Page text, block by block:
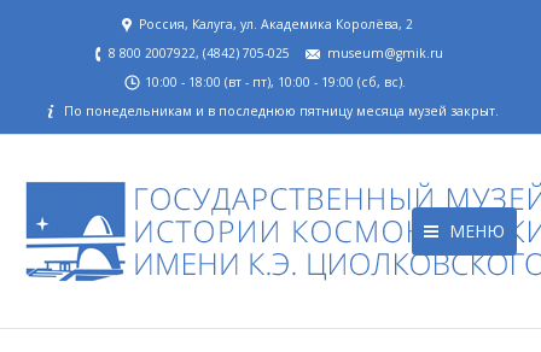
Россия, Калуга, ул. Академика Королёва, 2
8 800 2007922, (4842) 705-025
museum@gmik.ru
10:00 - 18:00 (вт - пт), 10:00 - 19:00 (сб, вс).
По понедельникам и в последнюю пятницу месяца музей закрыт.
МЕНЮ